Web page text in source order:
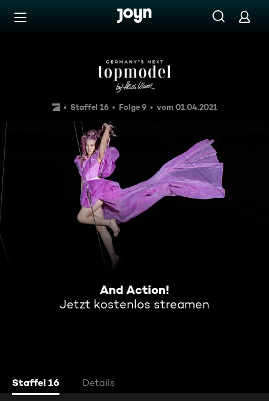
Zum Inhalt springen
And Action!
Staffel 16 Folge 9 vom 01.04.2021
And Action!
Jetzt kostenlos streamen
Staffel 16 Details